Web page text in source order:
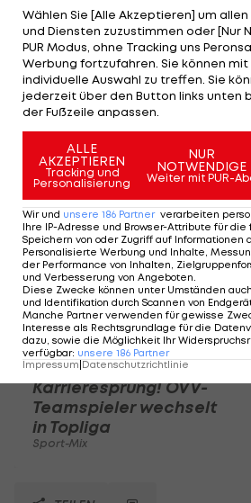
Spitzenplätze. Komplettiert
Aufgebot von Julia Hauser,
Knabl und Lukas Hollaus.
Teilnehmerfeld von den
Olympiasiegern Nicola Spirig
dem Briten Alistair Brownlee.
Mehr zum Thema
Karrieresprung! ÖVV-
Teamspieler wechselt
in Topliga
Sport-Mix
Wählen Sie [Alle Akzeptieren] um
und Diensten zuzustimmen oder [Nur
PUR Modus, ohne Tracking uns
Werbung fortzufahren. Sie können
individuelle Auswahl zu treffen. Sie
jederzeit über den Button links unten
der Fußzeile anpassen.
ALLE
AKZEPTIEREN
Tracking und
Personalisierung
NUR
NOTWENDIGE
Weiter mit PUR-
Wir und unsere 186 Partner verarbeiten
Ihre IP-Adresse und Browser-Attribute für
Speichern von oder Zugriff auf Informationen
Personalisierte Werbung und Inhalte,
der Performance von Inhalten,
und Verbesserung von Angeboten.
Diese Zwecke können unter Umständen auch
und Identifikation durch Scannen von
Manche Partner verwenden für gewisse
Interesse als Rechtsgrundlage für die
dazu, sowie die Möglichkeit Ihr
verfügbar: unsere 186 Partner
Impressum Datenschutzrichtlinie